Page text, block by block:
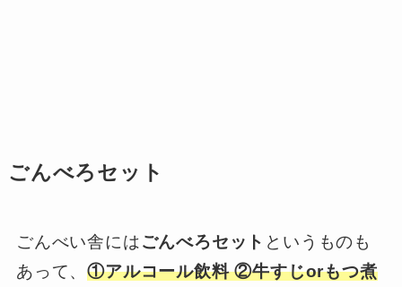
ごんべろセット
ごんべい舎にはごんべろセット というものも
あって、①アルコール飲料 ②牛すじorもつ煮